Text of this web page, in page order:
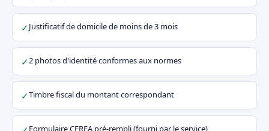
✓Justificatif de domicile de moins de 3 mois
✓2 photos d'identité conformes aux normes
✓Timbre fiscal du montant correspondant
Formulaire CERFA pré-rempli (fourni par le service)